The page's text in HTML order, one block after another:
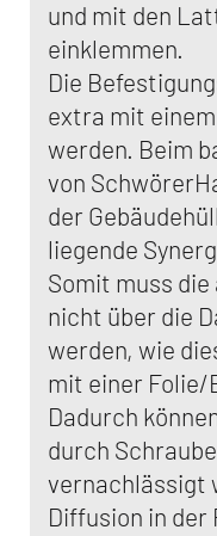
und mit den
einklemmen.
Die
extra mit
werden. Beim
von
der
liegende
Somit muss
nicht über die
werden, wie
mit einer Folie/
Dadurch
durch
vernachlässigt
Diffusion in der